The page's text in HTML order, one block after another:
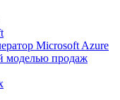
Microsoft Azure
моделью продаж